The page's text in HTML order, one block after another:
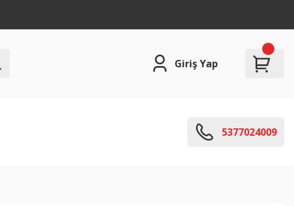
Giriş Yap
5377024009